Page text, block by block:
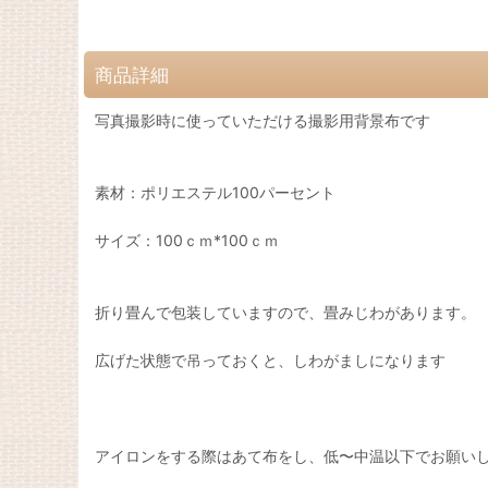
商品詳細
写真撮影時に使っていただける撮影用背景布です
素材：ポリエステル100パーセント
サイズ：100ｃｍ*100ｃｍ
折り畳んで包装していますので、畳みじわがあります。
広げた状態で吊っておくと、しわがましになります
アイロンをする際はあて布をし、低〜中温以下でお願い